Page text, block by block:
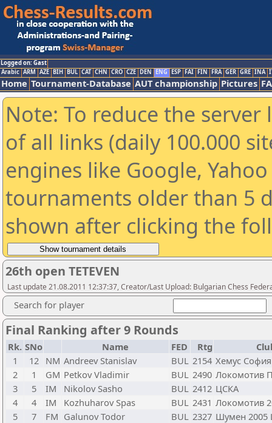
Logged on: Gast
Arabic ARM AZE BIH BUL CAT CHN CRO CZE DEN ENG ESP FAI FIN FRA GER GRE INA
Home Tournament-Database AUT championship Pictures
Note: To reduce the
of all links (daily 100.000
engines like Google,
tournaments older than 5
shown after clicking the
26th open TETEVEN
Last update 21.08.2011 12:37:37, Creator/Last Upload: Bulgarian Chess
Search for player
Final Ranking after 9 Rounds
Rk. SNo Name FED Rtg
1
12 NM Andreev Stanislav BUL 2154 Хемус София
2
1 GM Petkov Vladimir BUL 2490 Локомотив
3
5 IM Nikolov Sasho BUL 2412 ЦСКА
4
4 IM Kozhuharov Spas BUL 2431 Локомотив
5
7 FM Galunov Todor BUL 2327 Шумен